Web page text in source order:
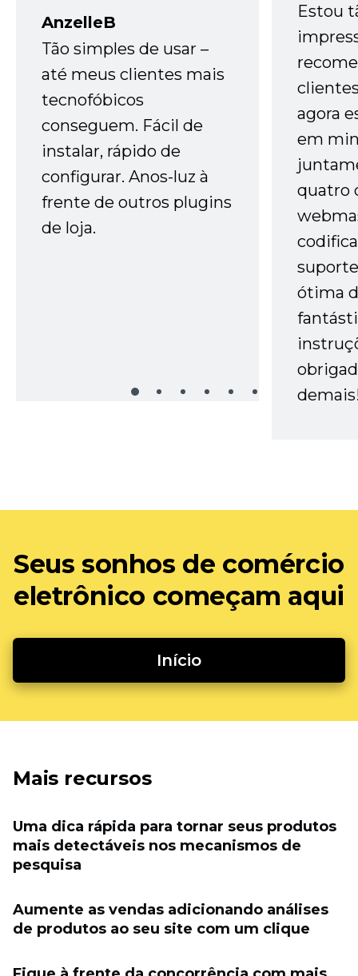
AnzelleB
Tão simples de usar –
até meus clientes mais
tecnofóbicos
conseguem. Fácil de
instalar, rápido de
configurar. Anos-luz à
frente de outros plugins
de loja.
Estou
agora
em
quatro
ótima
Seus sonhos de comércio
eletrônico começam aqui
Início
Mais recursos
Uma dica rápida para tornar seus produtos
mais detectáveis ​​nos mecanismos de
pesquisa
Aumente as vendas adicionando análises
de produtos ao seu site com um clique